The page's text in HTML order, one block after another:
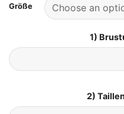
Größe
1)
2)